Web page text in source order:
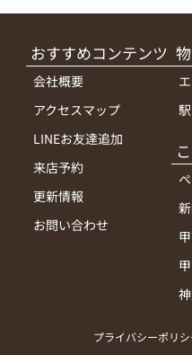
おすすめコンテンツ
会社概要
アクセスマップ
LINEお友達追加
来店予約
更新情報
お問い合わせ
プライバシーポリシ